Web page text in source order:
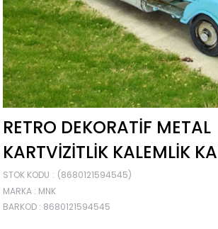
RETRO DEKORATIF METAL
KARTVIZITLIK KALEMLIK
STOK KODU
(8680121594545)
MARKA : MNK
BARKOD : 8680121594545